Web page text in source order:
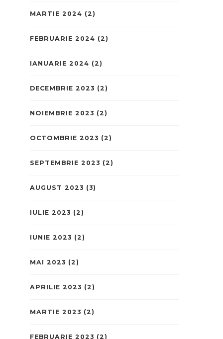
MARTIE 2024 (2)
FEBRUARIE 2024 (2)
IANUARIE 2024 (2)
DECEMBRIE 2023 (2)
NOIEMBRIE 2023 (2)
OCTOMBRIE 2023 (2)
SEPTEMBRIE 2023 (2)
AUGUST 2023 (3)
IULIE 2023 (2)
IUNIE 2023 (2)
MAI 2023 (2)
APRILIE 2023 (2)
MARTIE 2023 (2)
FEBRUARIE 2023 (2)